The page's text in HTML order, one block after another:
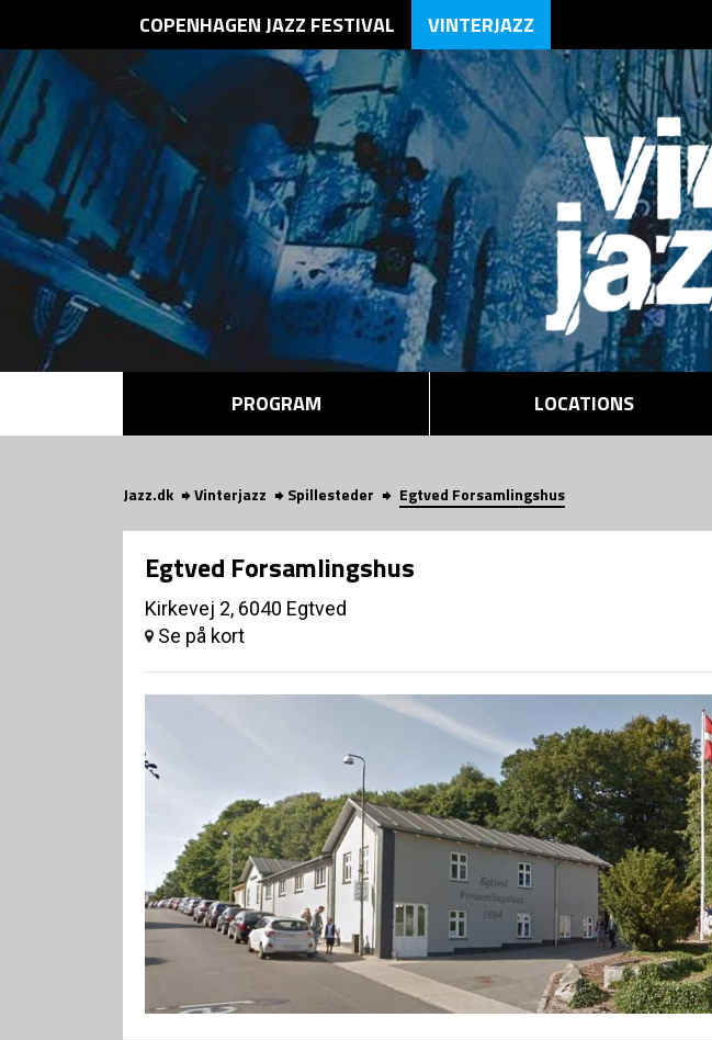
COPENHAGEN JAZZ FESTIVAL VINTERJAZZ
PROGRAM LOCATIONS
Jazz.dk Vinterjazz Spillesteder Egtved Forsamlingshus
Egtved Forsamlingshus
Kirkevej 2, 6040 Egtved
Se på kort